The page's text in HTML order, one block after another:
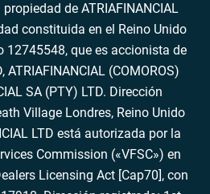
de ATRIAFINANCIAL
constituida en el Reino Unido
12745548, que es accionista de
ATRIAFINANCIAL (COMOROS)
SA (PTY) LTD. Dirección
Village Londres, Reino Unido
LTD está autorizada por la
Commission («VFSC») en
Licensing Act [Cap70], con